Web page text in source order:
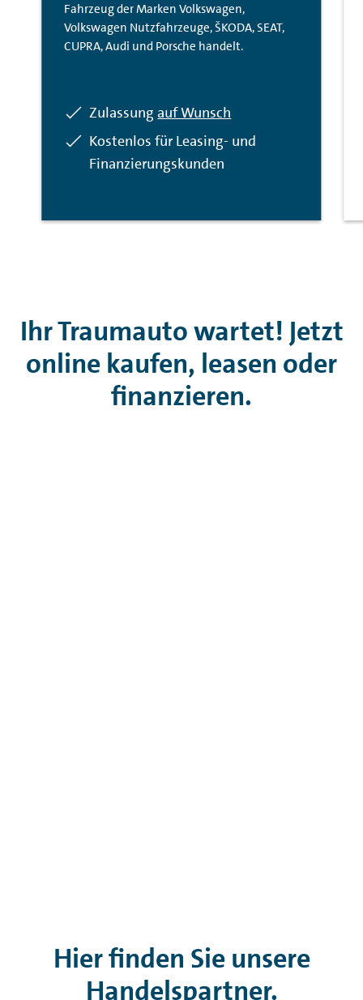
Fahrzeug der Marken Volkswagen,
Volkswagen Nutzfahrzeuge, ŠKODA, SEAT,
CUPRA, Audi und Porsche handelt.
Inkludiert:
Zulassungauf Wunsch
Inkludiert:
Kostenlos für Leasing- und
Finanzierungskunden
Ihr Traumauto wartet! Jetzt
online kaufen, leasen oder
finanzieren.
Hier finden Sie unsere
Handelspartner.